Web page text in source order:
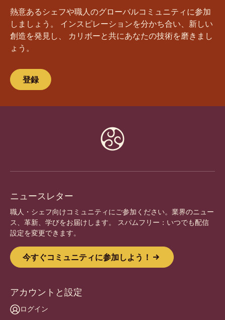
熱意あるシェフや職人のグローバルコミュニティに参加
しましょう。 インスピレーションを分かち合い、新しい
創造を発見し、 カリボーと共にあなたの技術を磨きまし
ょう。
登録
ニュースレター
職人・シェフ向けコミュニティにご参加ください。業界のニュー
ス、革新、学びをお届けします。 スパムフリー：いつでも配信
設定を変更できます。
今すぐコミュニティに参加しよう！
アカウントと設定
ログイン